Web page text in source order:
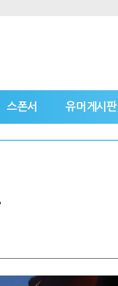
스폰서 유머게시판